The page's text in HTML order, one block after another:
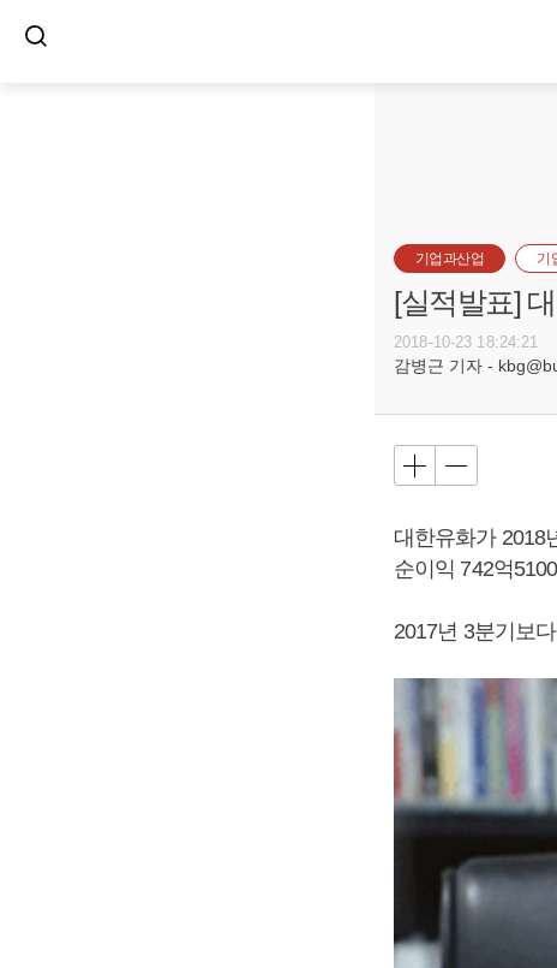
기업과산업 기
[실적발표]
2018-10-23 18:24:21
감병근 기자 -
대한유화가 2018
순이익 742억
2017년 3분기보